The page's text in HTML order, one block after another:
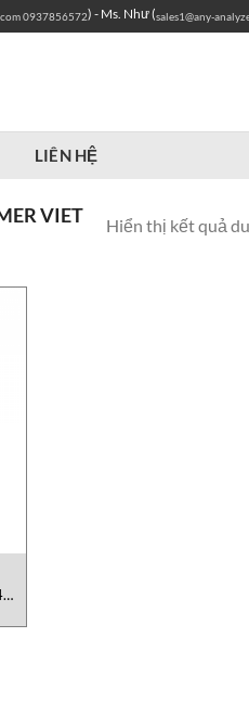
0937856572) - Ms. Như (sales1@any-
LIÊN HỆ
VIET
Hiển thị kết quả